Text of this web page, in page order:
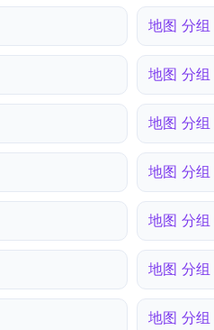
地图 分
地图 分组
地图 分组
地图 分
地图 分
地图 分
地图 分